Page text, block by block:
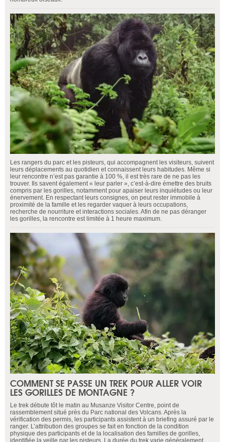
Les rangers du parc et les pisteurs, qui accompagnent les visiteurs, suivent
leurs déplacements au quotidien et connaissent leurs habitudes. Même si
leur rencontre n’est pas garantie à 100 %, il est très rare de ne pas les
trouver. Ils savent également « leur parler », c’est-à-dire émettre des bruits
compris par les gorilles, notamment pour apaiser leurs inquiétudes ou leur
énervement. En respectant leurs consignes, on peut rester immobile à
proximité de la famille et les regarder vaquer à leurs occupations,
recherche de nourriture et interactions sociales. Afin de ne pas déranger
les gorilles, la rencontre est limitée à 1 heure maximum.
COMMENT SE PASSE UN TREK POUR ALLER VOIR
LES GORILLES DE MONTAGNE ?
Le trek débute tôt le matin au Musanze Visitor Centre, point de
rassemblement situé près du Parc national des Volcans. Après la
vérification des permis, les participants assistent à un briefing assuré par le
ranger. L’attribution des groupes se fait en fonction de la condition
physique des participants et de la localisation des familles de gorilles,